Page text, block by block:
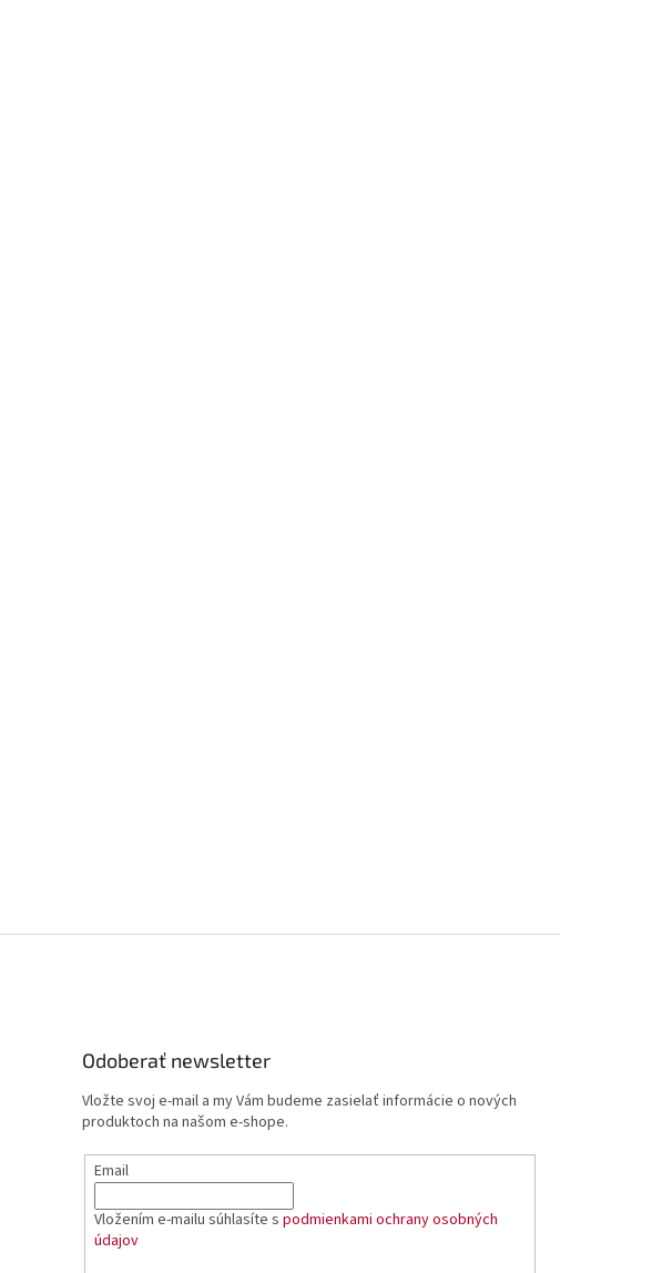
Odoberať newsletter
Vložte svoj e-mail a my Vám budeme zasielať informácie o nových
produktoch na našom e-shope.
Email
Vložením e-mailu súhlasíte spodmienkami ochrany osobných
údajov